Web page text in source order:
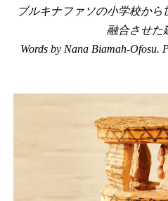
ブルキナファソの小学校か
融合させた
Words by Nana Biamah-Ofosu.